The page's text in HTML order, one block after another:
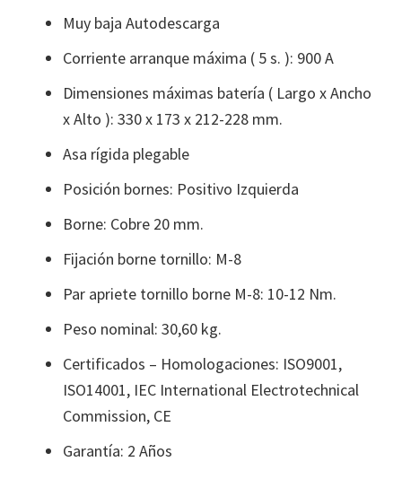
Muy baja Autodescarga
Corriente arranque máxima ( 5 s. ): 900 A
Dimensiones máximas batería ( Largo x Ancho
x Alto ): 330 x 173 x 212-228 mm.
Asa rígida plegable
Posición bornes: Positivo Izquierda
Borne: Cobre 20 mm.
Fijación borne tornillo: M-8
Par apriete tornillo borne M-8: 10-12 Nm.
Peso nominal: 30,60 kg.
Certificados – Homologaciones: ISO9001,
ISO14001, IEC International Electrotechnical
Commission, CE
Garantía: 2 Años